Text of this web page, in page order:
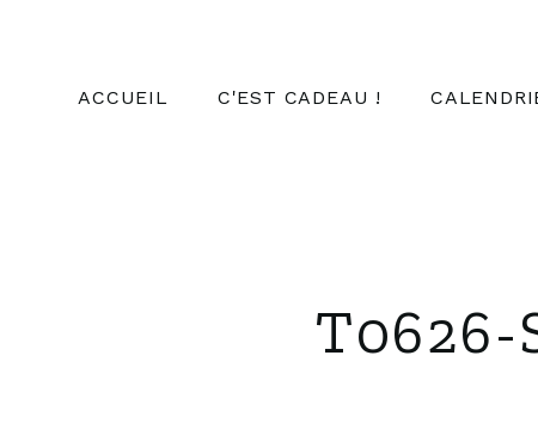
ACCUEIL C'EST CADEAU !
T0626-